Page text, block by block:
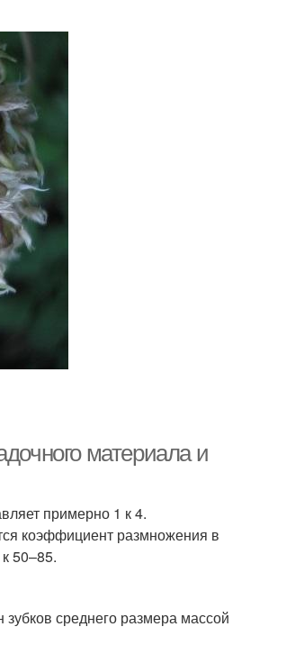
материала и
примерно 1 к 4.
коэффициент размножения в
50–85.
среднего размера массой